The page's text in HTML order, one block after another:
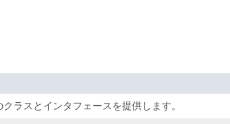
ラスとインタフェースを提供します。